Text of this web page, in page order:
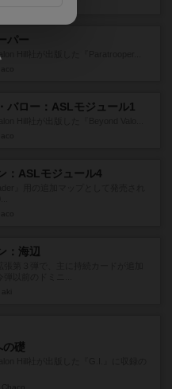
パー
Hill社が出版した『Paratrooper...
バロー：ASLモジュール1
：ASLモジュール4
：海辺
の礎